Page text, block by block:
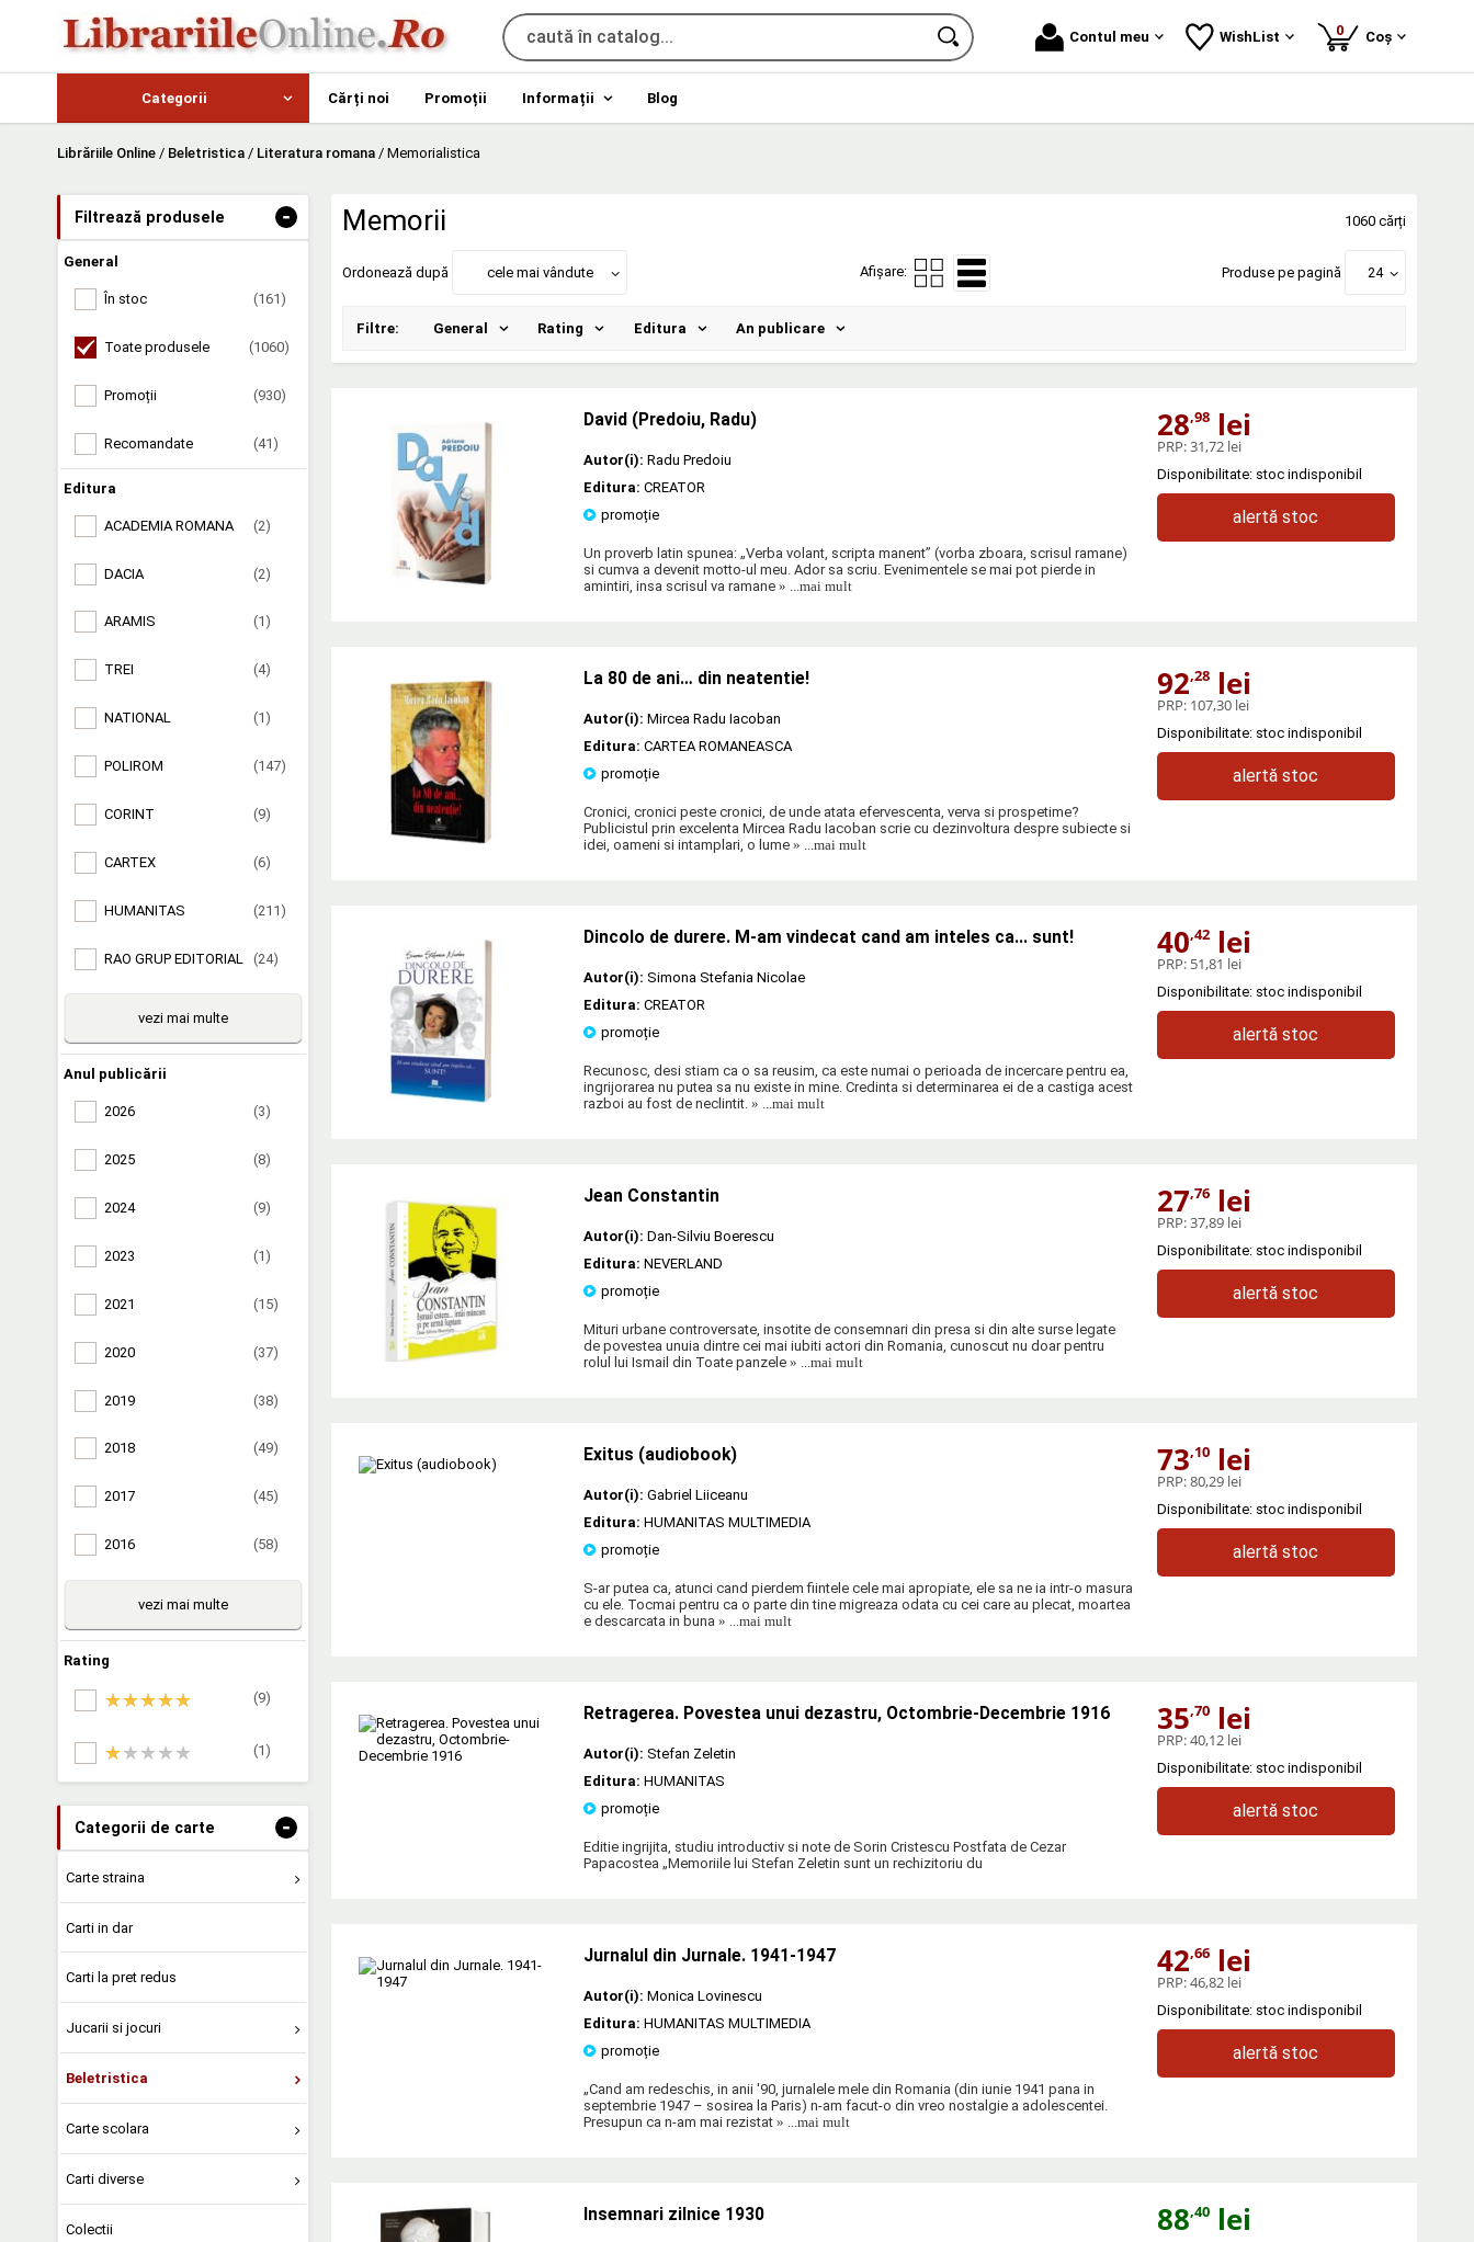
Contul meu WishList 0produse
Coș
Categorii Cărți noi Promoții Informații Blog
Librăriile Online / Beletristica / Literatura romana / Memorialistica
Filtrează produsele -
General
În stoc (161)
Toate produsele (1060)
Promoții (930)
Recomandate (41)
Editura
ACADEMIA ROMANA (2)
DACIA (2)
ARAMIS (1)
TREI (4)
NATIONAL (1)
POLIROM (147)
CORINT (9)
CARTEX (6)
HUMANITAS (211)
RAO GRUP EDITORIAL (24)
vezi mai multe
Anul publicării
2026 (3)
2025 (8)
2024 (9)
2023 (1)
2021 (15)
2020 (37)
2019 (38)
2018 (49)
2017 (45)
2016 (58)
vezi mai multe
Rating
(9)
(1)
Categorii de carte -
Carte straina
Carti in dar
Carti la pret redus
Jucarii si jocuri
Beletristica
Carte scolara
Carti diverse
Colectii
Memorii 1060 cărți
Ordonează după cele mai vândute Afișare: Produse pe pagină 24
Filtre: General Rating Editura An publicare
David (Predoiu, Radu)
Autor(i): Radu Predoiu
Editura: CREATOR
promoție
Un proverb latin spunea: „Verba volant, scripta manent” (vorba zboara, scrisul ramane)
si cumva a devenit motto-ul meu. Ador sa scriu. Evenimentele se mai pot pierde in
amintiri, insa scrisul va ramane » ...mai mult
28,98lei
PRP:31,72 lei
Disponibilitate: stoc indisponibil
alertă stoc
La 80 de ani… din neatentie!
Autor(i): Mircea Radu Iacoban
Editura: CARTEA ROMANEASCA
promoție
Cronici, cronici peste cronici, de unde atata efervescenta, verva si prospetime?
Publicistul prin excelenta Mircea Radu Iacoban scrie cu dezinvoltura despre subiecte si
idei, oameni si intamplari, o lume » ...mai mult
92,28lei
PRP: 107,30 lei
Disponibilitate: stoc indisponibil
alertă stoc
Dincolo de durere. M-am vindecat cand am inteles ca... sunt!
Autor(i): Simona Stefania Nicolae
Editura: CREATOR
promoție
Recunosc, desi stiam ca o sa reusim, ca este numai o perioada de incercare pentru ea,
ingrijorarea nu putea sa nu existe in mine. Credinta si determinarea ei de a castiga acest
razboi au fost de neclintit. » ...mai mult
40,42lei
PRP: 51,81 lei
Disponibilitate: stoc indisponibil
alertă stoc
Jean Constantin
Autor(i): Dan-Silviu Boerescu
Editura: NEVERLAND
promoție
Mituri urbane controversate, insotite de consemnari din presa si din alte surse legate
de povestea unuia dintre cei mai iubiti actori din Romania, cunoscut nu doar pentru
rolul lui Ismail din Toate panzele » ...mai mult
27,76lei
PRP:37,89 lei
Disponibilitate: stoc indisponibil
alertă stoc
Exitus (audiobook)
Autor(i): Gabriel Liiceanu
Editura: HUMANITAS MULTIMEDIA
promoție
S‑ar putea ca, atunci cand pierdem fiintele cele mai apropiate, ele sa ne ia intr‑o masura
cu ele. Tocmai pentru ca o parte din tine migreaza odata cu cei care au plecat, moartea
e descarcata in buna » ...mai mult
73,10lei
PRP:80,29 lei
Disponibilitate: stoc indisponibil
alertă stoc
Retragerea. Povestea unui dezastru, Octombrie-Decembrie 1916
Autor(i): Stefan Zeletin
Editura: HUMANITAS
promoție
Editie ingrijita, studiu introductiv si note de Sorin Cristescu Postfata de Cezar
Papacostea „Memoriile lui Stefan Zeletin sunt un rechizitoriu du
35,70lei
PRP:40,12 lei
Disponibilitate: stoc indisponibil
alertă stoc
Jurnalul din Jurnale. 1941-1947
Autor(i): Monica Lovinescu
Editura: HUMANITAS MULTIMEDIA
promoție
„Cand am redeschis, in anii '90, jurnalele mele din Romania (din iunie 1941 pana in
septembrie 1947 – sosirea la Paris) n-am facut-o din vreo nostalgie a adolescentei.
Presupun ca n-am mai rezistat » ...mai mult
42,66lei
PRP:46,82 lei
Disponibilitate: stoc indisponibil
alertă stoc
Insemnari zilnice 1930 88,40lei